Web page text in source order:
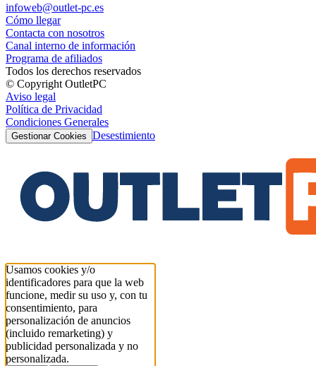
infoweb@outlet-pc.es
Cómo llegar
Contacta con nosotros
Canal interno de información
Programa de afiliados
Todos los derechos reservados
© Copyright OutletPC
Aviso legal
Política de Privacidad
Condiciones Generales
Gestionar Cookies Desestimiento
Usamos cookies y/o
identificadores para que la web
funcione, medir su uso y, con tu
consentimiento, para
personalización de anuncios
(incluido remarketing) y
publicidad personalizada y no
personalizada.